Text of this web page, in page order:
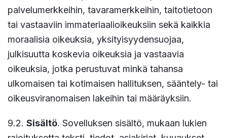
palvelumerkkeihin, tavaramerkkeihin, taitotietoon
tai vastaaviin immateriaalioikeuksiin sekä kaikkia
moraalisia oikeuksia, yksityisyydensuojaa,
julkisuutta koskevia oikeuksia ja vastaavia
oikeuksia, jotka perustuvat minkä tahansa
ulkomaisen tai kotimaisen hallituksen, sääntely- tai
oikeusviranomaisen lakeihin tai määräyksiin.
9.2. Sisältö. Sovelluksen sisältö, mukaan lukien